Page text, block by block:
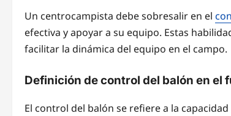
Un centrocampista debe sobresalir en el
efectiva y apoyar a su equipo. Estas
facilitar la dinámica del equipo en el campo.
Definición de control del balón en el
El control del balón se refiere a la